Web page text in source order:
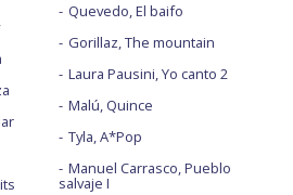
Quevedo, El baifo
Gorillaz, The mountain
Laura Pausini, Yo canto 2
Malú, Quince
Tyla, A*Pop
Manuel Carrasco, Pueblo
salvaje I